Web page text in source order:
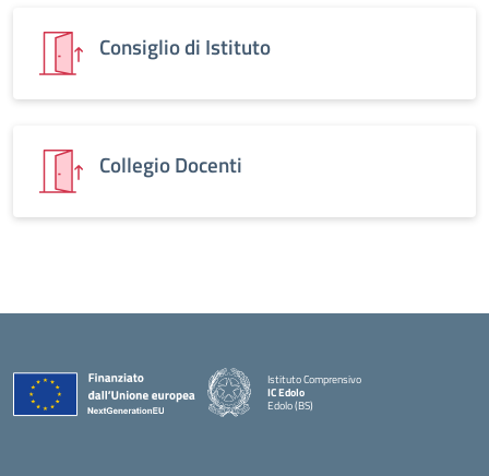
Consiglio di Istituto
Collegio Docenti
Istituto Comprensivo
IC Edolo
Edolo (BS)